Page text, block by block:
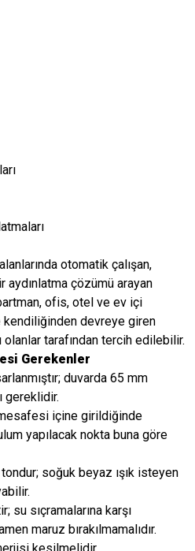
otomatik çalışan,
aydınlatma çözümü arayan
ofis, otel ve ev içi
devreye giren
tarafından tercih edilebilir.
Gerekenler
duvarda 65 mm
gereklidir.
içine girildiğinde
yapılacak nokta buna göre
tondur; soğuk beyaz ışık isteyen
su sıçramalarına karşı
maruz bırakılmamalıdır.